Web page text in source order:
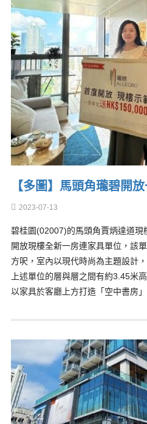
【多圖】馬頭角瓏碧開
2023-07-13
碧桂園(02007)的馬頭角賈炳達道
開放現樓全新一房連家具單位，該
方呎，室內以現代時尚為主題設計
上述單位的層與層之間有約3.45米
以家具於客廳上方打造「空中書房